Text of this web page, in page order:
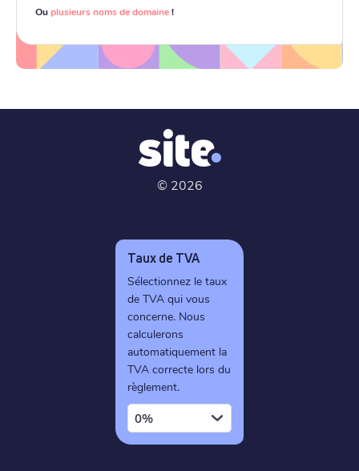
Ouplusieurs noms de domaine!
© 2026
Taux de TVA
Sélectionnez le taux
de TVA qui vous
concerne. Nous
calculerons
automatiquement la
TVA correcte lors du
règlement.
0%